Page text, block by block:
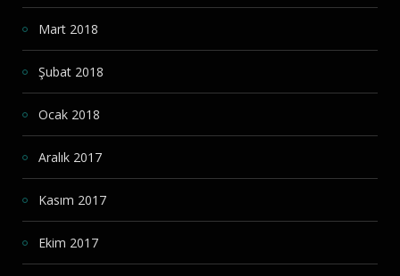
Mart 2018
Şubat 2018
Ocak 2018
Aralık 2017
Kasım 2017
Ekim 2017